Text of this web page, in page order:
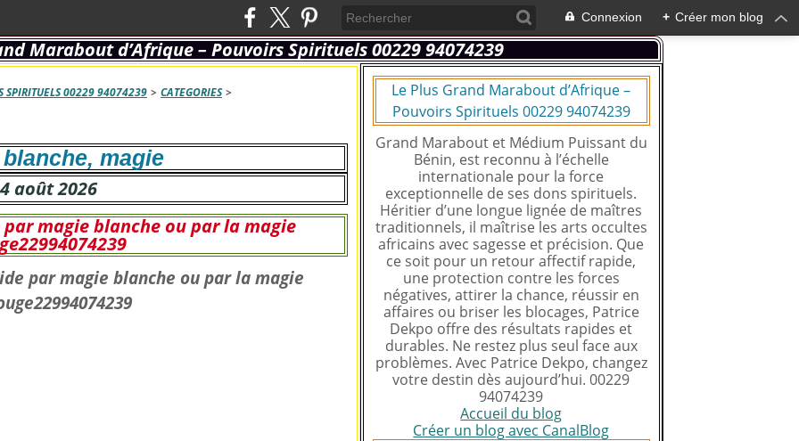
Connexion + Créer mon blog
SPIRITUELS 00229 94074239 > CATEGORIES >
magie
4 août 2026
magie blanche ou par la magie
Le Plus Grand Marabout d’Afrique –
Pouvoirs Spirituels 00229 94074239
Grand Marabout et Médium Puissant du
Bénin, est reconnu à l’échelle
internationale pour la force
exceptionnelle de ses dons spirituels.
Héritier d’une longue lignée de maîtres
traditionnels, il maîtrise les arts occultes
africains avec sagesse et précision. Que
ce soit pour un retour affectif rapide,
une protection contre les forces
négatives, attirer la chance, réussir en
affaires ou briser les blocages, Patrice
Dekpo offre des résultats rapides et
durables. Ne restez plus seul face aux
problèmes. Avec Patrice Dekpo, changez
votre destin dès aujourd’hui. 00229
94074239
Accueil du blog
Créer un blog avec CanalBlog